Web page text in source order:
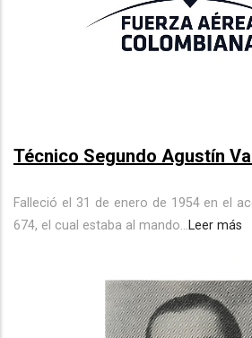
Técnico Segundo Agustín
Falleció el 31 de enero de 1954 en el
674, el cual estaba al mando...Leer más